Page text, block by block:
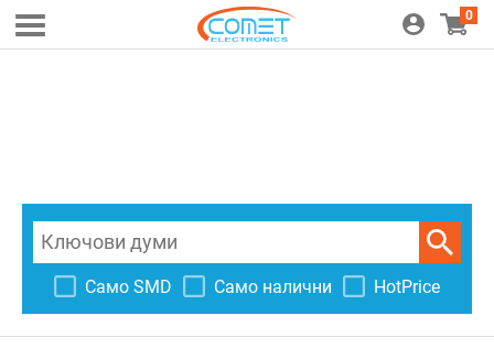
0
Само SMD Само налични HotPrice